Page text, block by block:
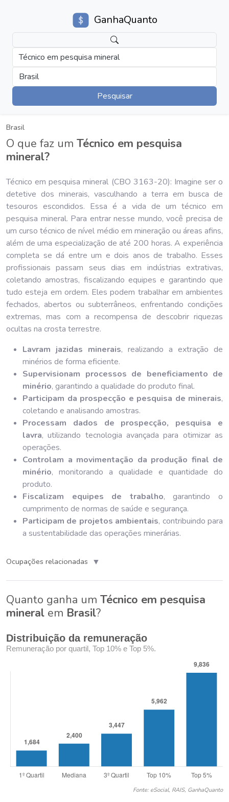
GanhaQuanto
Técnico em pesquisa mineral
Brasil
Pesquisar
Brasil
O que faz um Técnico em pesquisa
mineral?
Técnico em pesquisa mineral (CBO 3163-20): Imagine ser o
detetive dos minerais, vasculhando a terra em busca de
tesouros escondidos. Essa é a vida de um técnico em
pesquisa mineral. Para entrar nesse mundo, você precisa de
um curso técnico de nível médio em mineração ou áreas afins,
além de uma especialização de até 200 horas. A experiência
completa se dá entre um e dois anos de trabalho. Esses
profissionais passam seus dias em indústrias extrativas,
coletando amostras, fiscalizando equipes e garantindo que
tudo esteja em ordem. Eles podem trabalhar em ambientes
fechados, abertos ou subterrâneos, enfrentando condições
extremas, mas com a recompensa de descobrir riquezas
ocultas na crosta terrestre.
Lavram jazidas minerais, realizando a extração de
minérios de forma eficiente.
Supervisionam processos de beneficiamento de
minério, garantindo a qualidade do produto final.
Participam da prospecção e pesquisa de minerais,
coletando e analisando amostras.
Processam dados de prospecção, pesquisa e
lavra, utilizando tecnologia avançada para otimizar as
operações.
Controlam a movimentação da produção final de
minério, monitorando a qualidade e quantidade do
produto.
Fiscalizam equipes de trabalho, garantindo o
cumprimento de normas de saúde e segurança.
Participam de projetos ambientais, contribuindo para
a sustentabilidade das operações minerárias.
Ocupações relacionadas ▼
Quanto ganha um Técnico em pesquisa
mineral em Brasil?
Distribuição da remuneração
Remuneração por quartil, Top 10% e Top 5%.
Fonte: eSocial, RAIS, GanhaQuanto